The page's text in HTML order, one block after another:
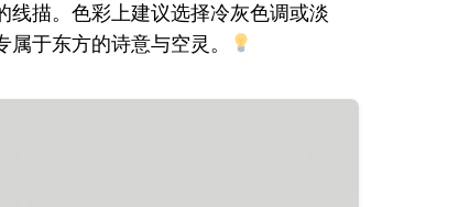
线描。色彩上建议选择冷灰色调或淡
于东方的诗意与空灵。